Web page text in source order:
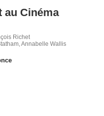
au Cinéma
Richet
Annabelle Wallis